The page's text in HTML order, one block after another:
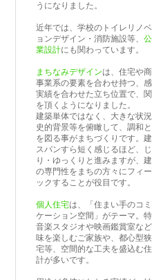
うになりました。
近年では、学校のトイレリノ
ョンデザイン・消防施設等、
業設計にも関わっています。
まちなみデザインは、住宅や商
事業系の要素を合わせ持つ、感
実績を合わせた立ち位置で、関
を頂くようになりました。
建築単体ではなく、大きな状
史的背景等を俯瞰して、調和
を図る事がまちづくりです。
スパンすら短く感じるほど、じ
り・ゆっくりと進みますが、
の専門性をまちの方々にフィ
ックすることが役目です。
個人住宅は、「住まい手のコ
ケーション空間」がテーマ。特
音楽スタジオや映画鑑賞室な
味を楽しむご家族や、都心型
宅等、空間的な工夫を盛込む
計が多いです。